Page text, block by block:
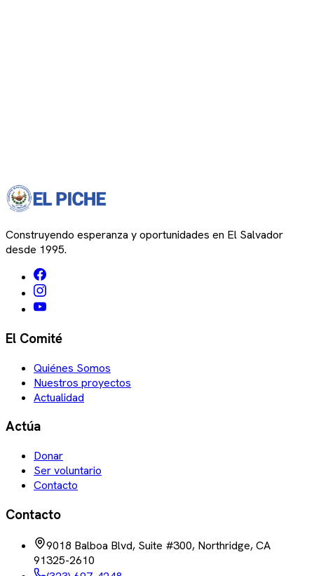
Construyendo esperanza y oportunidades en El Salvador
desde 1995.
El Comité
Quiénes Somos
Nuestros proyectos
Actualidad
Actúa
Donar
Ser voluntario
Contacto
Contacto
9018 Balboa Blvd, Suite #300, Northridge, CA
91325-2610